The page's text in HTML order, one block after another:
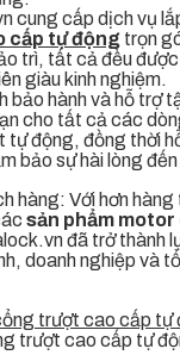
cung cấp dịch vụ
cấp tự động trọn
trì, tất cả đều
giàu kinh nghiệm.
bảo hành và hỗ trợ
cho tất cả các
tự động, đồng thời
bảo sự hài lòng
hàng: Với hơn hàng
sản phẩm
đã trở thành
doanh nghiệp và
trượt cao cấp tự